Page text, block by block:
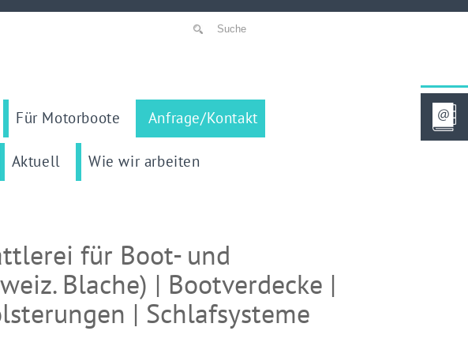
Für Motorboote Anfrage/Kontakt
Aktuell Wie wir arbeiten
für Boot- und
Blache) | Bootverdecke |
| Schlafsysteme